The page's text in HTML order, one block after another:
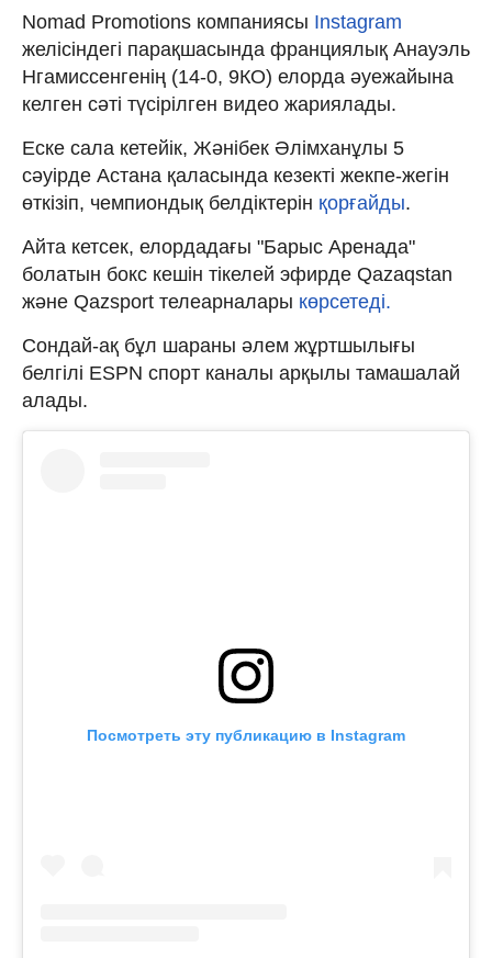
Nomad Promotions компаниясы Instagram
желіcіндегі парақшасында франциялық Анауэль
Нгамиссенгенің (14-0, 9КО) елорда әуежайына
келген сәті түсірілген видео жариялады.
Еске сала кетейік, Жәнібек Әлімханұлы 5
сәуірде Астана қаласында кезекті жекпе-жегін
өткізіп, чемпиондық белдіктерін қорғайды.
Айта кетсек, елордадағы "Барыс Аренада"
болатын бокс кешін тікелей эфирде Qazaqstan
және Qazsport телеарналары көрсетеді.
Сондай-ақ бұл шараны әлем жұртшылығы
белгілі ESPN спорт каналы арқылы тамашалай
алады.
Посмотреть эту публикацию в Instagram